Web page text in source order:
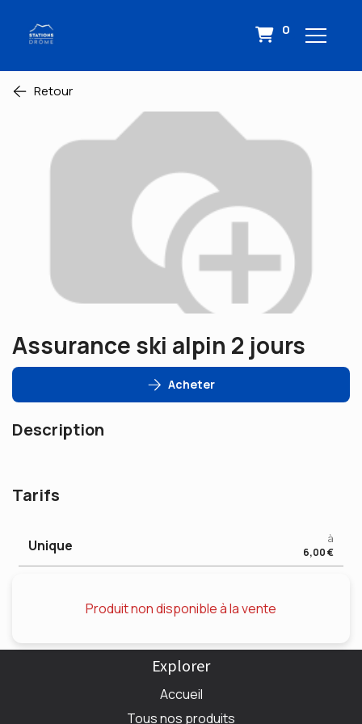
0
Retour
Assurance ski alpin 2 jours
Acheter
Description
Tarifs
Unique
à
6,00 €
Produit non disponible à la vente
Explorer
Accueil
Tous nos produits